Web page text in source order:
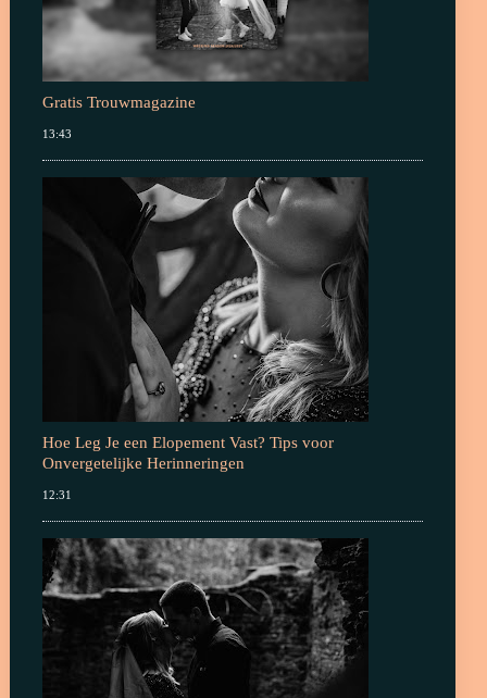
Gratis Trouwmagazine
13:43
Hoe Leg Je een Elopement Vast? Tips voor
Onvergetelijke Herinneringen
12:31